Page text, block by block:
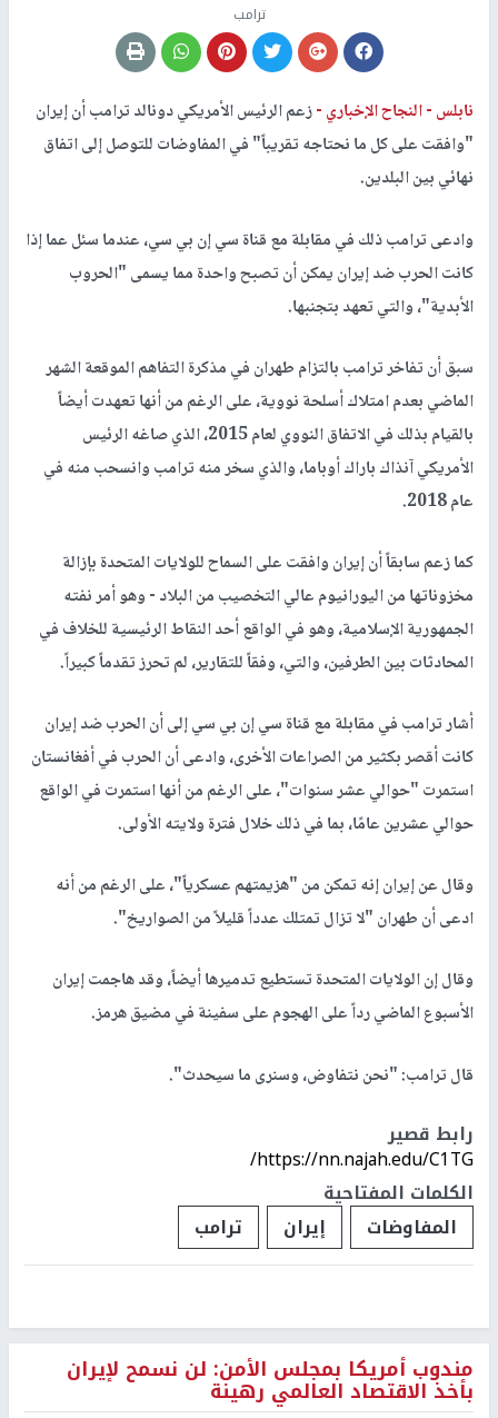
ترامب
نابلس -النجاح الإخباري -زعم الرئيس الأمريكي دونالد ترامب أن إيران
"وافقت على كل ما نحتاجه تقريباً" في المفاوضات للتوصل إلى اتفاق
نهائي بين البلدين.
وادعى ترامب ذلك في مقابلة مع قناة سي إن بي سي، عندما سئل عما إذا
كانت الحرب ضد إيران يمكن أن تصبح واحدة مما يسمى "الحروب
الأبدية"، والتي تعهد بتجنبها.
سبق أن تفاخر ترامب بالتزام طهران في مذكرة التفاهم الموقعة الشهر
الماضي بعدم امتلاك أسلحة نووية، على الرغم من أنها تعهدت أيضاً
بالقيام بذلك في الاتفاق النووي لعام 2015، الذي صاغه الرئيس
الأمريكي آنذاك باراك أوباما، والذي سخر منه ترامب وانسحب منه في
عام 2018.
كما زعم سابقاً أن إيران وافقت على السماح للولايات المتحدة بإزالة
مخزوناتها من اليورانيوم عالي التخصيب من البلاد - وهو أمر نفته
الجمهورية الإسلامية، وهو في الواقع أحد النقاط الرئيسية للخلاف في
المحادثات بين الطرفين، والتي، وفقاً للتقارير، لم تحرز تقدماً كبيراً.
أشار ترامب في مقابلة مع قناة سي إن بي سي إلى أن الحرب ضد إيران
كانت أقصر بكثير من الصراعات الأخرى، وادعى أن الحرب في أفغانستان
استمرت "حوالي عشر سنوات"، على الرغم من أنها استمرت في الواقع
حوالي عشرين عامًا، بما في ذلك خلال فترة ولايته الأولى.
وقال عن إيران إنه تمكن من "هزيمتهم عسكرياً"، على الرغم من أنه
ادعى أن طهران "لا تزال تمتلك عدداً قليلاً من الصواريخ".
وقال إن الولايات المتحدة تستطيع تدميرها أيضاً، وقد هاجمت إيران
الأسبوع الماضي رداً على الهجوم على سفينة في مضيق هرمز.
قال ترامب: "نحن نتفاوض، وسنرى ما سيحدث".
رابط قصير
https://nn.najah.edu/C1TG/
الكلمات المفتاحية
المفاوضات
إيران ترامب
مندوب أمريكا بمجلس الأمن: لن نسمح لإيران
بأخذ الاقتصاد العالمي رهينة